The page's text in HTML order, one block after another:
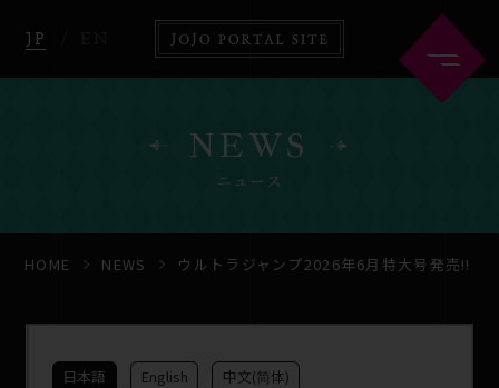
JP
HOME ABOUT
NEWS
ニュース
HOME NEWS ウルトラジャンプ2026年6月特大号発売!!
日本語 English 中文(简体)